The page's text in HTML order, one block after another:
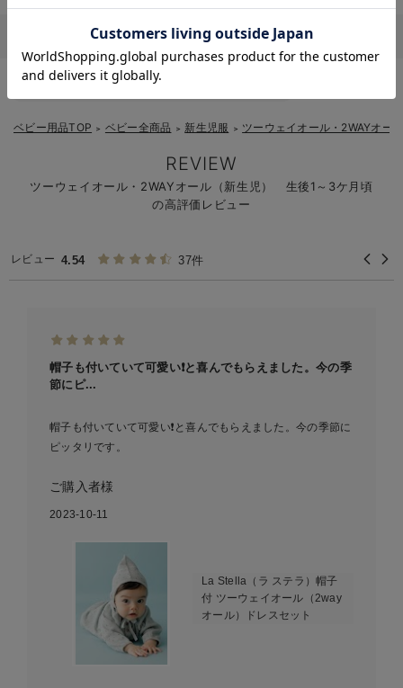
お気に入り商品を確認する
ベビー用品TOP ＞ ベビー全商品 ＞ 新生児服 ＞ ツーウェイオール・2WAYオー
REVIEW
ツーウェイオール・2WAYオール（新生児） 生後1～3ケ月頃
の高評価レビュー
レビュー 4.54 37件
帽子も付いていて可愛い❗️と喜んでもらえました。今の季
節にピ...
帽子も付いていて可愛い❗️と喜んでもらえました。今の季節に
ピッタリです。
ご購入者様
2023-10-11
La Stella（ラ ステラ）帽子
付 ツーウェイオール（2way
オール）ドレスセット